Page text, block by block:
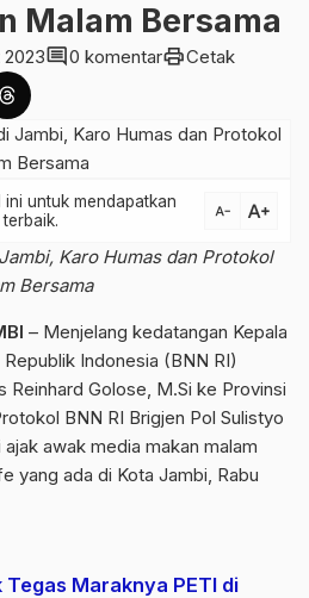
Malam Bersama
2023comment0 komentarprintCetak
untuk mendapatkan
text_decrease text_increase
Karo Humas dan Protokol
Bersama
– Menjelang kedatangan Kepala
Indonesia (BNN RI)
Reinhard Golose, M.Si ke Provinsi
BNN RI Brigjen Pol Sulistyo
awak media makan malam
yang ada di Kota Jambi, Rabu
Maraknya PETI di